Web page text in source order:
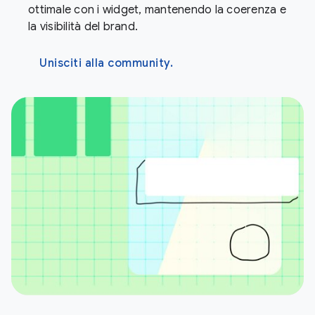
ottimale con i widget, mantenendo la coerenza e
la visibilità del brand.
Unisciti alla community.